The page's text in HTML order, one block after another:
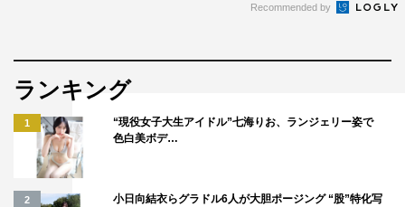
『差出人は、誰ですか？』©TBS／撮影：加藤春日
◆現場でのお互いの印象は？
櫻井：沙良ちゃんは本格的な現場は初めてだと思うんです
Recommended by
ランキング
1
“現役女子大生アイドル”七海りお、ランジェリー姿で
色白美ボデ…
2
小日向結衣らグラドル6人が大胆ポージング “股”特化写